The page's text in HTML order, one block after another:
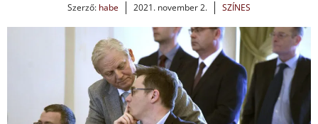
Szerző: habe 2021. november 2. SZÍNES